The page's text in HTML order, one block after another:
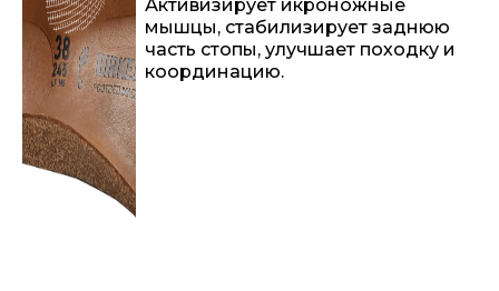
Активизирует икроножные
мышцы, стабилизирует заднюю
часть стопы, улучшает походку и
координацию.